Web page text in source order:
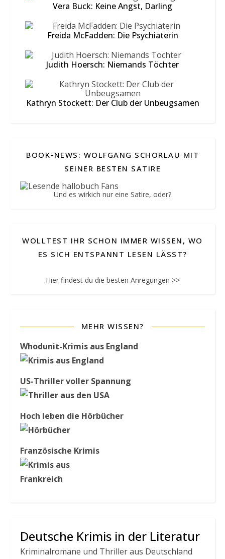
Vera Buck: Keine Angst, Darling
Freida McFadden: Die Psychiaterin
Judith Hoersch: Niemands Töchter
Kathryn Stockett: Der Club der Unbeugsamen
BOOK-NEWS: WOLFGANG SCHORLAU MIT
SEINER BESTEN SATIRE
Und es wirkich nur eine Satire, oder?
WOLLTEST IHR SCHON IMMER WISSEN, WO
ES SICH ENTSPANNT LESEN LÄSST?
Hier findest du die besten Anregungen >>
MEHR WISSEN?
Whodunit-Krimis aus England
US-Thriller voller Spannung
Hoch leben die Hörbücher
Französische Krimis
Deutsche Krimis in der Literatur
Kriminalromane und Thriller aus Deutschland
Presse
Über
Mich
Bücher
Rezensionen
Hörbücher